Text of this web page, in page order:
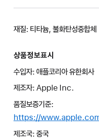
재질: 티타늄, 불화탄성중합체
상품정보표시
수입자: 애플코리아 유한회사
제조자: Apple Inc.
품질보증기준:
https://
제조국: 중국